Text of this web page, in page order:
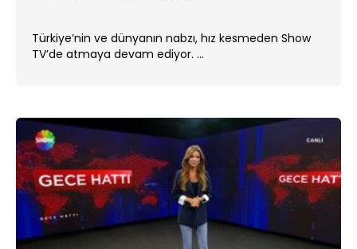
Türkiye’nin ve dünyanın nabzı, hız kesmeden Show
TV’de atmaya devam ediyor. ...